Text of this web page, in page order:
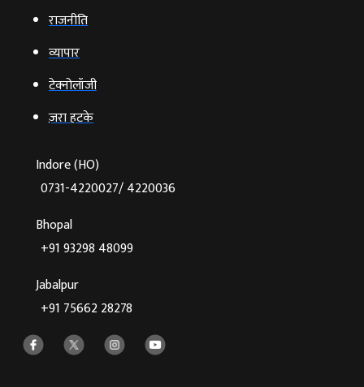
राजनीति
व्‍यापार
टेक्‍नोलॉजी
ज़रा हटके
Indore (HO)
0731-4220027/ 4220036
Bhopal
+91 93298 48099
Jabalpur
+91 75662 28278